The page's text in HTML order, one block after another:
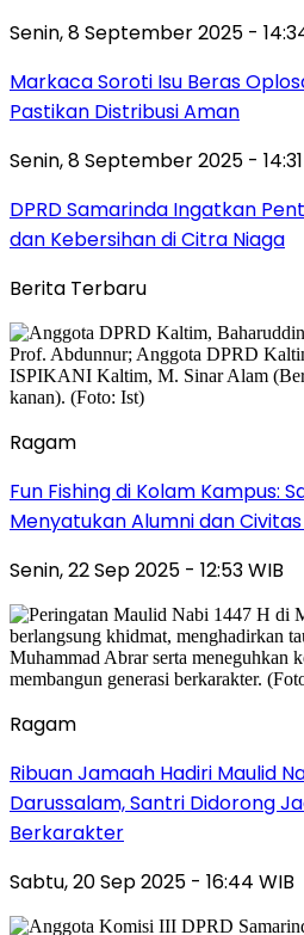
Senin, 8 September 2025 -
Markaca Soroti Isu Beras
Pastikan Distribusi Aman
Senin, 8 September 2025 -
DPRD Samarinda Ingatkan
dan Kebersihan di Citra Niaga
Berita Terbaru
Ragam
Fun Fishing di Kolam Kampus:
Menyatukan Alumni dan
Senin, 22 Sep 2025 - 12:53 WIB
Ragam
Ribuan Jamaah Hadiri Maulid
Darussalam, Santri Didorong
Berkarakter
Sabtu, 20 Sep 2025 - 16:44 WIB